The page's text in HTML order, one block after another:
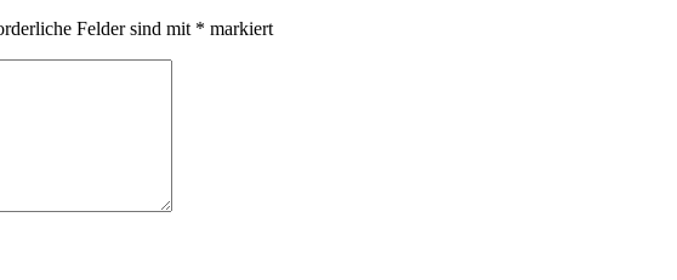
Felder sind mit * markiert